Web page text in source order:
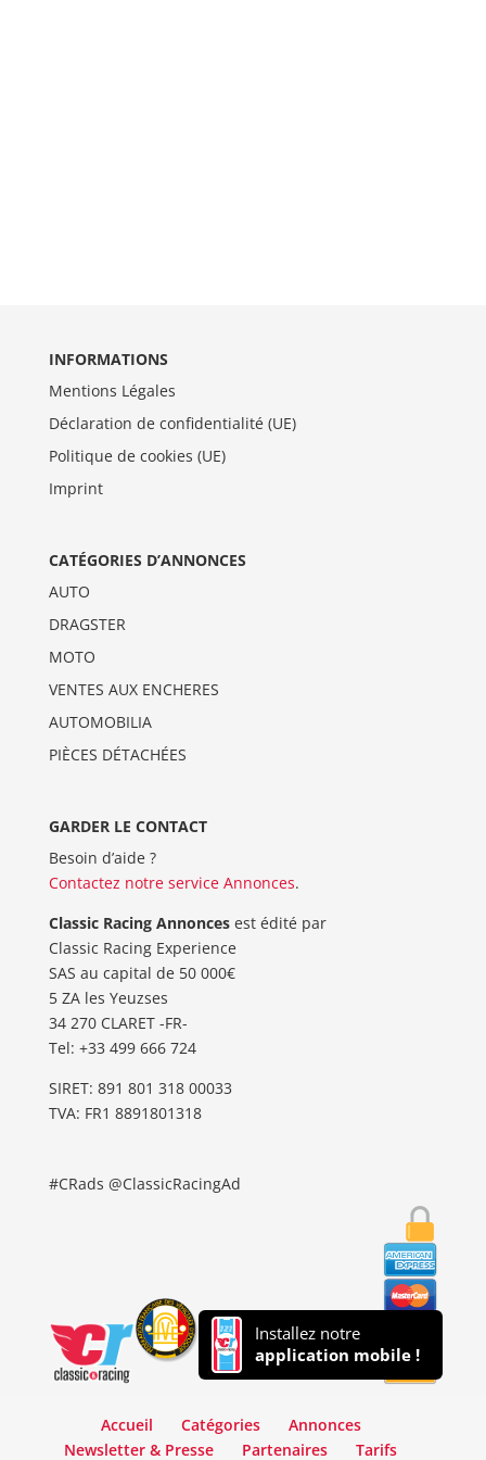
INFORMATIONS
Mentions Légales
Déclaration de confidentialité (UE)
Politique de cookies (UE)
Imprint
CATÉGORIES D’ANNONCES
AUTO
DRAGSTER
MOTO
VENTES AUX ENCHERES
AUTOMOBILIA
PIÈCES DÉTACHÉES
GARDER LE CONTACT
Besoin d’aide ?
Contactez notre service Annonces.
Classic Racing Annoncesest édité par
Classic Racing Experience
SAS au capital de 50 000€
5 ZA les Yeuzses
34 270 CLARET -FR-
Tel: ‭+33 499 666 724‬
SIRET: 891 801 318 00033
TVA: FR1 8891801318
#CRads @ClassicRacingAd
Installez notre
application mobile !
Accueil Catégories
Annonces
Newsletter & Presse
Partenaires Tarifs